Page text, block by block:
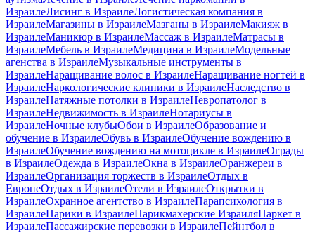
ИзраилеЛисинг в ИзраилеЛогистическая компания в
ИзраилеМагазины в ИзраилеМазганы в ИзраилеМакияж в
ИзраилеМаникюр в ИзраилеМассаж в ИзраилеМатрасы в
ИзраилеМебель в ИзраилеМедицина в ИзраилеМодельные
агенства в ИзраилеМузыкальные инструменты в
ИзраилеНаращивание волос в ИзраилеНаращивание ногтей в
ИзраилеНаркологические клиники в ИзраилеНаследство в
ИзраилеНатяжные потолки в ИзраилеНевропатолог в
ИзраилеНедвижимость в ИзраилеНотариусы в
ИзраилеНочные клубыОбои в ИзраилеОбразование и
обучение в ИзраилеОбувь в ИзраилеОбучение вождению в
ИзраилеОбучение вождению на мотоцикле в ИзраилеОграды
в ИзраилеОдежда в ИзраилеОкна в ИзраилеОранжереи в
ИзраилеОрганизация торжеств в ИзраилеОтдых в
ЕвропеОтдых в ИзраилеОтели в ИзраилеОткрытки в
ИзраилеОхранное агентство в ИзраилеПарапсихология в
ИзраилеПарики в ИзраилеПарикмахерские ИзраиляПаркет в
ИзраилеПассажирские перевозки в ИзраилеПейнтбол в